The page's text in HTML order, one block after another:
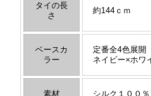
タイの長
さ
約144ｃｍ
ベースカ
ラー
定番全4色展開
ネイビー×ホワ
素材 シルク１００％